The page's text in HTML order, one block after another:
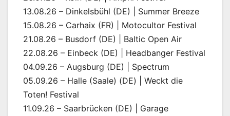
13.08.26 – Dinkelsbühl (DE) | Summer Breeze
15.08.26 – Carhaix (FR) | Motocultor Festival
21.08.26 – Busdorf (DE) | Baltic Open Air
22.08.26 – Einbeck (DE) | Headbanger Festival
04.09.26 – Augsburg (DE) | Spectrum
05.09.26 – Halle (Saale) (DE) | Weckt die
Toten! Festival
11.09.26 – Saarbrücken (DE) | Garage